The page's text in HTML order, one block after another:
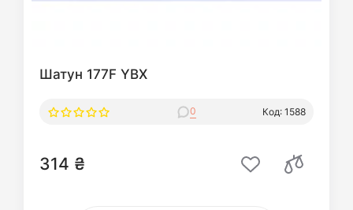
Шатун 177F YBX
0 Код: 1588
314 ₴